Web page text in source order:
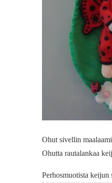
Ohut sivellin
Ohutta rautalankaa
Perhosmuotista keijun